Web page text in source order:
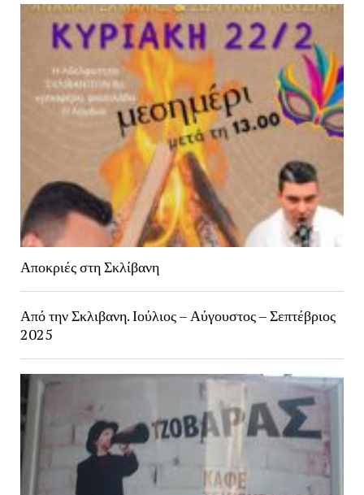
Αποκριές στη Σκλίβανη
Από την Σκλιβανη. Ιούλιος – Αύγουστος – Σεπτέβριος
2025